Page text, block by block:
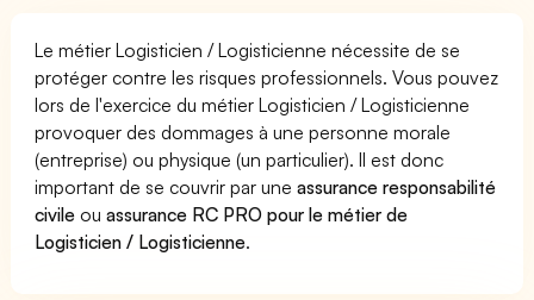
Le métier Logisticien / Logisticienne nécessite de se
protéger contre les risques professionnels. Vous pouvez
lors de l'exercice du métier Logisticien / Logisticienne
provoquer des dommages à une personne morale
(entreprise) ou physique (un particulier). Il est donc
important de se couvrir par uneassurance responsabilité
civile ouassurance RC PRO pour le métier de
Logisticien / Logisticienne.